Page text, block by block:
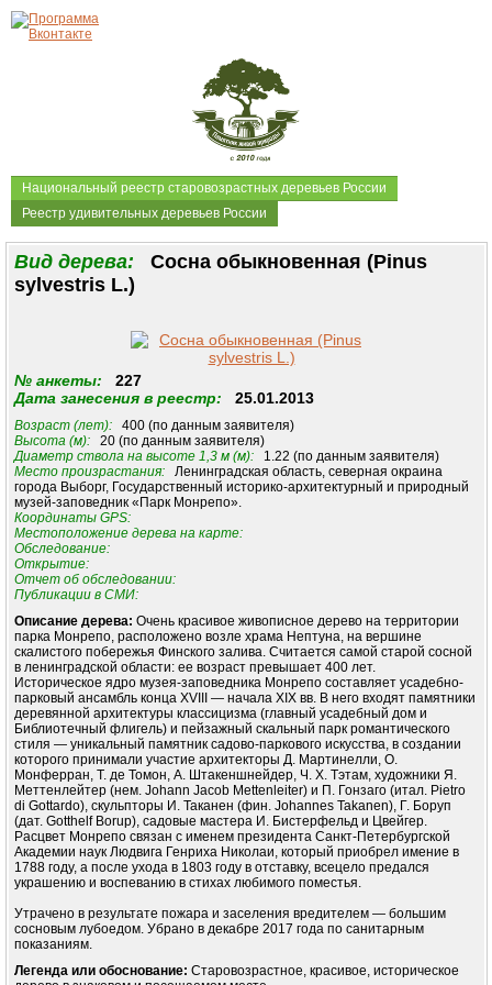
Национальный реестр старовозрастных деревьев России
Реестр удивительных деревьев России
Вид дерева: Сосна обыкновенная (Pinus
sylvestris L.)
№ анкеты: 227
Дата занесения в реестр: 25.01.2013
Возраст (лет):400 (по данным заявителя)
Высота (м):20 (по данным заявителя)
Диаметр ствола на высоте 1,3 м (м):1.22 (по данным заявителя)
Место произрастания:Ленинградская область, северная окраина
города Выборг, Государственный историко-архитектурный и природный
музей-заповедник «Парк Монрепо».
Координаты GPS:
Местоположение дерева на карте:
Обследование:
Открытие:
Отчет об обследовании:
Публикации в СМИ:
Описание дерева: Очень красивое живописное дерево на территории
парка Монрепо, расположено возле храма Нептуна, на вершине
скалистого побережья Финского залива. Считается самой старой сосной
в ленинградской области: ее возраст превышает 400 лет.
Историческое ядро музея-заповедника Монрепо составляет усадебно-
парковый ансамбль конца XVIII — начала XIX вв. В него входят памятники
деревянной архитектуры классицизма (главный усадебный дом и
Библиотечный флигель) и пейзажный скальный парк романтического
стиля — уникальный памятник садово-паркового искусства, в создании
которого принимали участие архитекторы Д. Мартинелли, О.
Монферран, Т. де Томон, А. Штакеншнейдер, Ч. Х. Тэтам, художники Я.
Меттенлейтер (нем. Johann Jacob Mettenleiter) и П. Гонзаго (итал. Pietro
di Gottardo), скульпторы И. Таканен (фин. Johannes Takanen), Г. Боруп
(дат. Gotthelf Borup), садовые мастера И. Бистерфельд и Цвейгер.
Расцвет Монрепо связан с именем президента Санкт-Петербургской
Академии наук Людвига Генриха Николаи, который приобрел имение в
1788 году, а после ухода в 1803 году в отставку, всецело предался
украшению и воспеванию в стихах любимого поместья.
Утрачено в результате пожара и заселения вредителем — большим
сосновым лубоедом. Убрано в декабре 2017 года по санитарным
показаниям.
Легенда или обоснование: Старовозрастное, красивое, историческое